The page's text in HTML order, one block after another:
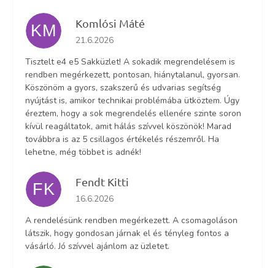
KM Komlósi Máté
Az áruház értékelése 5-ből 5 csillag.
21.6.2026
Tisztelt e4 e5 Sakküzlet! A sokadik megrendelésem is
rendben megérkezett, pontosan, hiánytalanul, gyorsan.
Köszönöm a gyors, szakszerű és udvarias segítség
nyújtást is, amikor technikai problémába ütköztem. Úgy
éreztem, hogy a sok megrendelés ellenére szinte soron
kívül reagáltatok, amit hálás szívvel köszönök! Marad
továbbra is az 5 csillagos értékelés részemről. Ha
lehetne, még többet is adnék!
FK Fendt Kitti
Az áruház értékelése 5-ből 5 csillag.
16.6.2026
A rendelésünk rendben megérkezett. A csomagoláson
látszik, hogy gondosan járnak el és tényleg fontos a
vásárló. Jó szívvel ajánlom az üzletet.